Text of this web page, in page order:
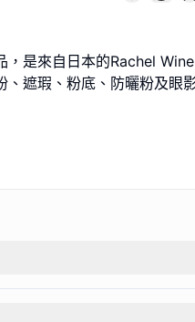
是來自日本的Rachel Wine
、遮瑕、粉底、防曬粉及眼